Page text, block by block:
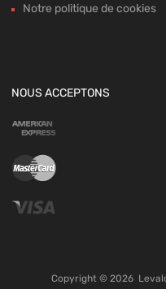
Notre politique de cookies
NOUS ACCEPTONS
Copyright © 2026